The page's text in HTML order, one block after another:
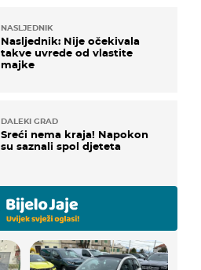
NASLJEDNIK
Nasljednik: Nije očekivala
takve uvrede od vlastite
majke
DALEKI GRAD
Sreći nema kraja! Napokon
su saznali spol djeteta